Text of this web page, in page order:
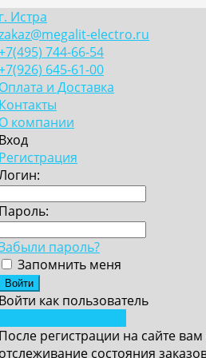
Истра
electro.ru
744-66-54
645-61-00
и Доставка
компании
пароль?
Запомнить меня
как пользователь
регистрации на сайте вам
состояния